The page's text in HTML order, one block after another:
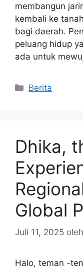
membangun
kembali ke
bagi daerah.
peluang hidup
ada untuk
Kategori
Berita
Dhika,
Global
Juli 11, 2025 oleh
Halo, teman -